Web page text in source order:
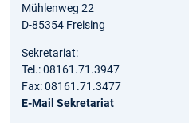
Mühlenweg 22
D-85354 Freising
Sekretariat:
Tel.: 08161.71.3947
Fax: 08161.71.3477
E-Mail Sekretariat